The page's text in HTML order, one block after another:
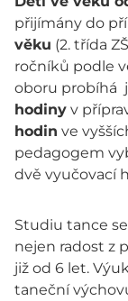
přijímány do
věku (2. třída
ročníků podle
oboru probíhá
hodiny v
hodin ve
pedagogem
dvě vyučovací
Studiu tance
nejen radost z
již od 6 let.
taneční